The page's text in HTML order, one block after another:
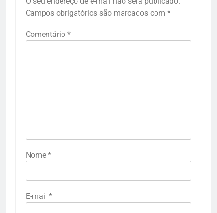
Campos obrigatórios são marcados com *
Comentário *
Nome *
E-mail *